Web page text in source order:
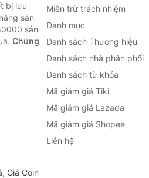
bị lưu
sẵn
sản
Chúng
Miễn trừ trách nhiệm
Danh mục
Danh sách Thương hiệu
Danh sách nhà phân phối
Danh sách từ khóa
Mã giảm giá Tiki
Mã giảm giá Lazada
Mã giảm giá Shopee
Liên hệ
, Giá Coin